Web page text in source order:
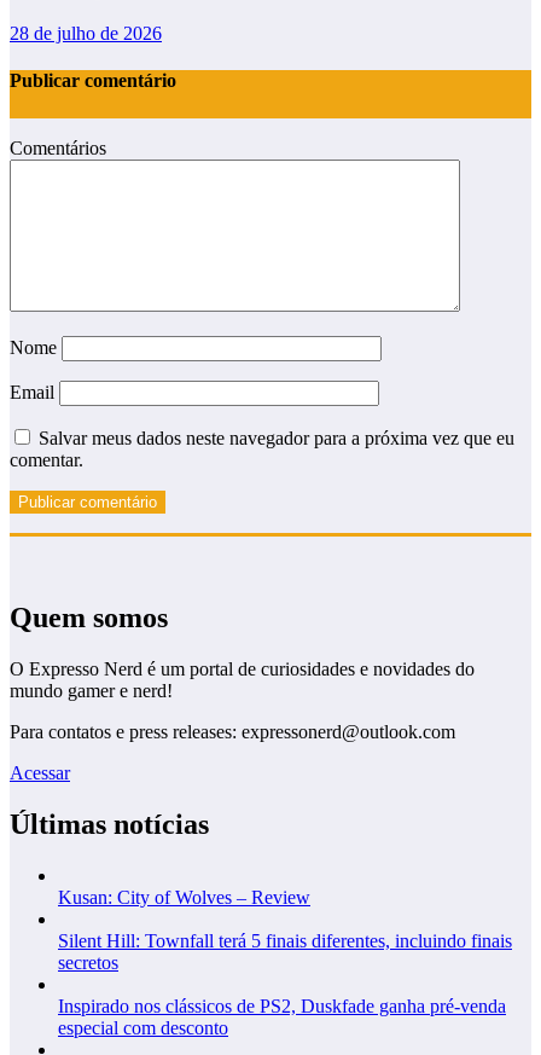
28 de julho de 2026
Publicar comentário
Comentários
Nome
Email
Salvar meus dados neste navegador para a próxima vez que eu
comentar.
Quem somos
O Expresso Nerd é um portal de curiosidades e novidades do
mundo gamer e nerd!
Para contatos e press releases: expressonerd@outlook.com
Acessar
Últimas notícias
Kusan: City of Wolves – Review
Silent Hill: Townfall terá 5 finais diferentes, incluindo finais
secretos
Inspirado nos clássicos de PS2, Duskfade ganha pré-venda
especial com desconto